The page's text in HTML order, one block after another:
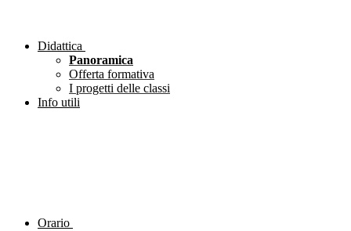
Didattica
Panoramica
Offerta formativa
I progetti delle classi
Info utili
Orario